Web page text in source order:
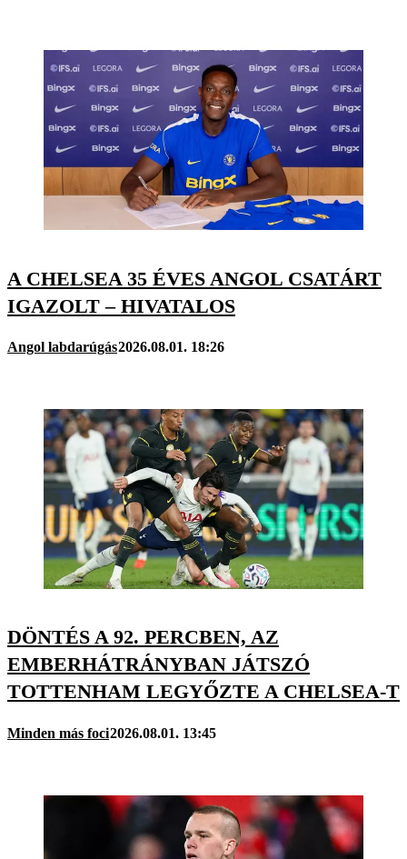
A CHELSEA 35 ÉVES ANGOL CSATÁRT
IGAZOLT – HIVATALOS
Angol labdarúgás2026.08.01. 18:26
DÖNTÉS A 92. PERCBEN, AZ
EMBERHÁTRÁNYBAN JÁTSZÓ
TOTTENHAM LEGYŐZTE A CHELSEA-T
Minden más foci2026.08.01. 13:45